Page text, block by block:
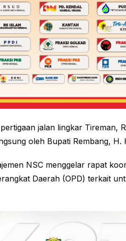
jalan lingkar Tireman,
oleh Bupati Rembang, H.
NSC menggelar rapat
Daerah (OPD) terkait